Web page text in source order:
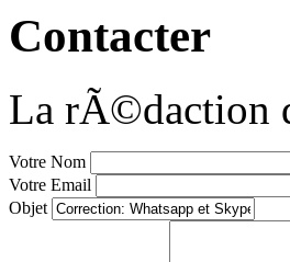
Contacter
La rÃ©daction
Votre Nom
Votre Email
Objet